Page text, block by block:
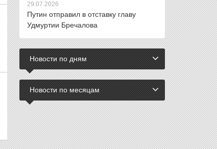
29.07.2026
Путин отправил в отставку главу
Удмуртии Бречалова
Новости по дням
Новости по месяцам